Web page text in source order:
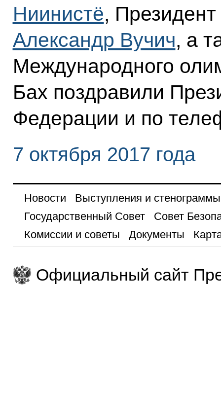
Ниинистё,
Александр Вучич, а
Международного
Бах поздравили
Федерации и по
7 октября 2017 года
Новости
Выступления и стенограммы
Государственный Совет
Совет
Комиссии и советы
Документы
Официальный сайт